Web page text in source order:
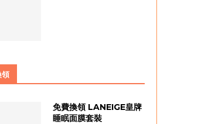
領
免費換領 LANEIGE皇牌
睡眠面膜套裝